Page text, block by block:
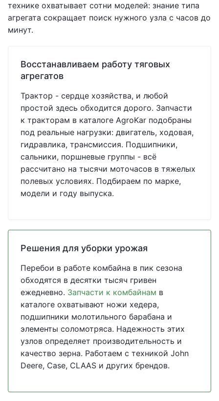
технике охватывает сотни моделей: знание типа
агрегата сокращает поиск нужного узла с часов до
минут.
Восстанавливаем работу тяговых
агрегатов
Трактор - сердце хозяйства, и любой
простой здесь обходится дорого. Запчасти
к тракторам в каталоге AgroKar подобраны
под реальные нагрузки: двигатель, ходовая,
гидравлика, трансмиссия. Подшипники,
сальники, поршневые группы - всё
рассчитано на тысячи моточасов в тяжелых
полевых условиях. Подбираем по марке,
модели и году выпуска.
Решения для уборки урожая
Перебои в работе комбайна в пик сезона
обходятся в десятки тысяч гривен
ежедневно. Запчасти к комбайнам в
каталоге охватывают ножи хедера,
подшипники молотильного барабана и
элементы соломотряса. Надежность этих
узлов определяет производительность и
качество зерна. Работаем с техникой John
Deere, Case, CLAAS и других брендов.